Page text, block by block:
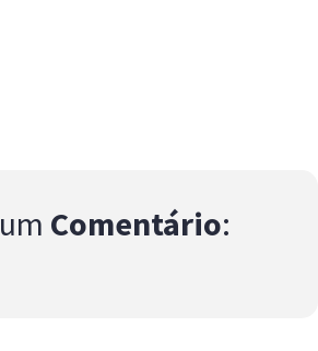
um Comentário: